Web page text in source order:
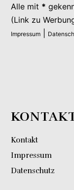
Alle mit *
(Link zu
Impressum
Kontakt
Impressum
Datenschutz